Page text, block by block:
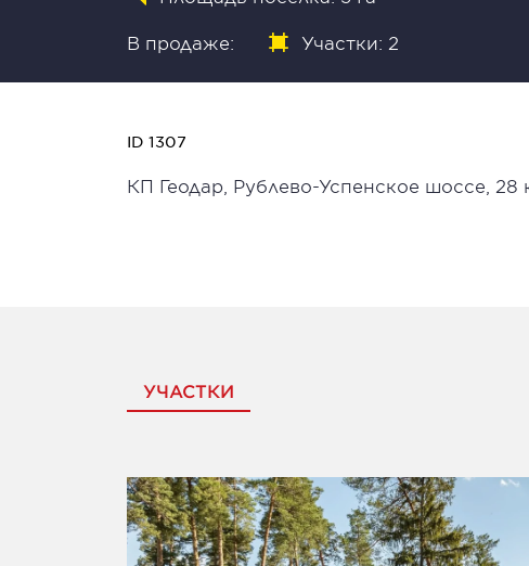
В продаже: Участки: 2
ID 1307
КП Геодар, Рублево-Успенское шоссе,
УЧАСТКИ